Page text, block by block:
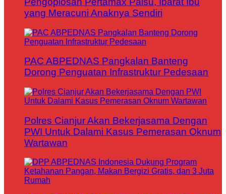
yang Meracuni Anaknya Sendiri
PAC ABPEDNAS Pangkalan Banteng
Dorong Penguatan Infrastruktur Pedesaan
Polres Cianjur Akan Bekerjasama Dengan
PWI Untuk Dalami Kasus Pemerasan Oknum
Wartawan